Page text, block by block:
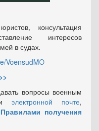
консультация
интересов
в судах.
VoensudMO
вопросы военным
электронной почте,
Правилами получения